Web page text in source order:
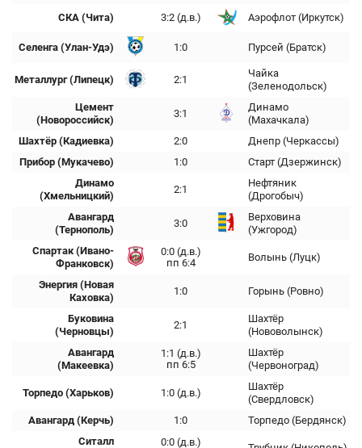
СКА (Чита) 3:2 (д.в.) Аэрофлот (Иркутск)
Селенга (Улан-Удэ) 1:0 Пурсей (Братск)
Металлург (Липецк) 2:1
Чайка
(Зеленодольск)
Цемент
(Новороссийск)
3:1
Динамо
(Махачкала)
Шахтёр (Кадиевка)
2:0
Днепр (Черкассы)
Прибор (Мукачево)
1:0
Старт (Дзержинск)
Динамо
(Хмельницкий)
2:1
Нефтяник
(Дрогобыч)
Авангард
(Тернополь)
3:0
Верховина
(Ужгород)
Спартак (Ивано-
Франковск)
0:0 (д.в.)
пп 6:4
Волынь (Луцк)
Энергия (Новая
Каховка)
1:0 Горынь (Ровно)
Буковина
(Черновцы)
2:1
Шахтёр
(Нововолынск)
Авангард
(Макеевка)
1:1 (д.в.)
пп 6:5
Шахтёр
(Червоноград)
Торпедо (Харьков) 1:0 (д.в.)
Шахтёр
(Свердловск)
Авангард (Керчь)
1:0
Торпедо (Бердянск)
Ситалл
0:0 (д.в.)